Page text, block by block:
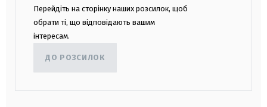
Перейдіть на сторінку наших розсилок, щоб
обрати ті, що відповідають вашим
інтересам.
ДО РОЗСИЛОК